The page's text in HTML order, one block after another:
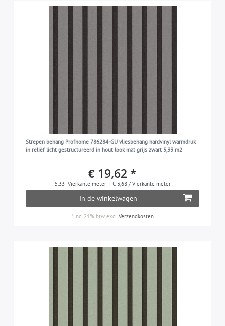
Strepen behang Profhome 786284-GU vliesbehang hardvinyl warmdruk
in reliëf licht gestructureerd in hout look mat grijs zwart 5,33 m2
€ 19,62 *
5.33 Vierkante meter | € 3,68 / Vierkante meter
In de winkelwagen
* incl.21% btw excl.Verzendkosten